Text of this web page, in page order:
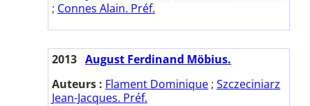
; Connes Alain. Préf.
2013 August Ferdinand Möbius.
Auteurs : Flament Dominique ; Szczeciniarz
Jean-Jacques. Préf.